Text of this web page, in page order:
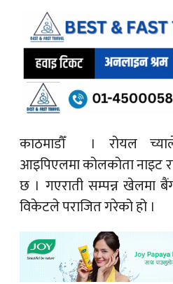
काठमाडौँ । रोयल
आइपिएलमा कोलकोता नाइट
छ । गएराती सम्पन्न खेलमा
विकेटले पराजित गरेको हो ।